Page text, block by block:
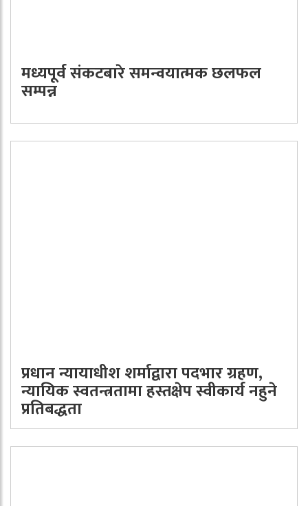
मध्यपूर्व संकटबारे समन्वयात्मक छलफल
सम्पन्न
प्रधान न्यायाधीश शर्माद्वारा पदभार ग्रहण,
न्यायिक स्वतन्त्रतामा हस्तक्षेप स्वीकार्य नहुने
प्रतिबद्धता